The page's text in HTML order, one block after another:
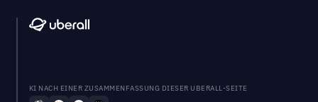
KI NACH EINER ZUSAMMENFASSUNG DIESER UBERALL-SEITE